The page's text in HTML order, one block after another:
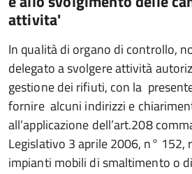
attivita'
In qualità di organo di controllo,
delegato a svolgere attività
gestione dei rifiuti, con la
fornire alcuni indirizzi e
all’applicazione dell’art.208
Legislativo 3 aprile 2006, n° 152,
impianti mobili di smaltimento o